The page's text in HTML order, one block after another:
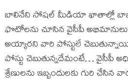
బాలినేని సోషల్ మీడియా ఖాతాల్లో
ఫొటోలను చూసిన వైసీపీ
అయ్యారని వారి పోస్టులే
పోస్టు చెబుతున్నదేమంటే… వైసీపీ
శ్రేణులను ఇబ్బందులకు గురి చేసిన